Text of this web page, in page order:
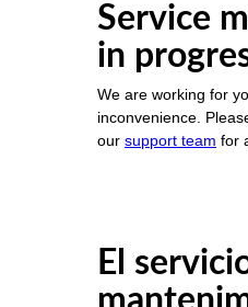
Service
in
We are working for
inconvenience.
our support team for
El